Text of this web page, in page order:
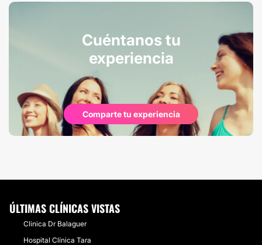
Cuéntanos tu
experiencia
Comparte tu experiencia
ÚLTIMAS CLÍNICAS VISTAS
Clinica Dr Balaguer
Hospital Clínica Tara